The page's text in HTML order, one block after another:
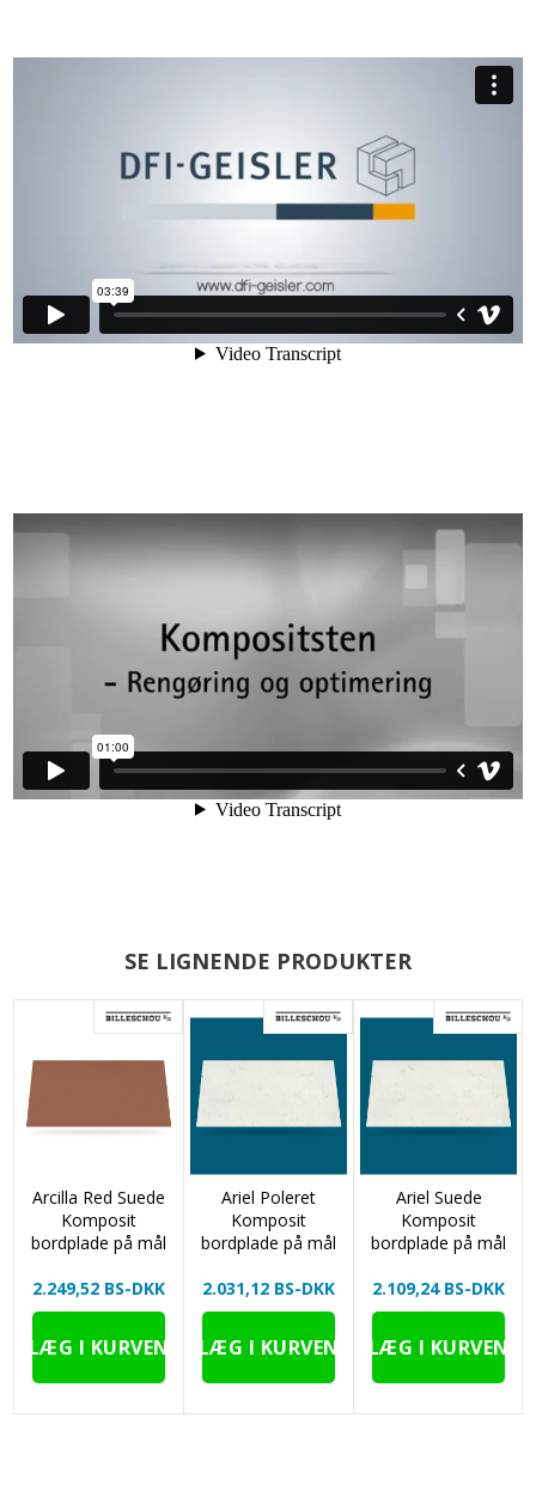
SE LIGNENDE PRODUKTER
Arcilla Red Suede
Komposit
bordplade på mål
2.249,52 BS-DKK
Ariel Poleret
Komposit
bordplade på mål
2.031,12 BS-DKK
Ariel Suede
Komposit
bordplade på mål
2.109,24 BS-DKK